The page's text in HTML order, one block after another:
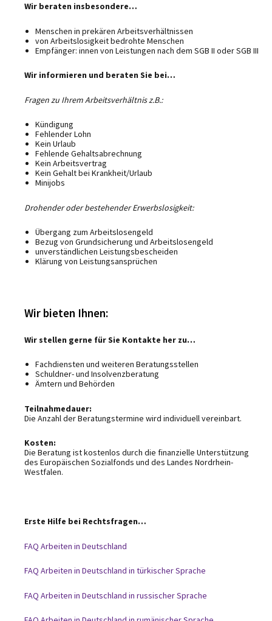
Wir beraten insbesondere…
Menschen in prekären Arbeitsverhältnissen
von Arbeitslosigkeit bedrohte Menschen
Empfänger: innen von Leistungen nach dem SGB II oder SGB III
Wir informieren und beraten Sie bei…
Fragen zu Ihrem Arbeitsverhältnis z.B.:
Kündigung
Fehlender Lohn
Kein Urlaub
Fehlende Gehaltsabrechnung
Kein Arbeitsvertrag
Kein Gehalt bei Krankheit/Urlaub
Minijobs
Drohender oder bestehender Erwerbslosigkeit:
Übergang zum Arbeitslosengeld
Bezug von Grundsicherung und Arbeitslosengeld
unverständlichen Leistungsbescheiden
Klärung von Leistungsansprüchen
Wir bieten Ihnen:
Wir stellen gerne für Sie Kontakte her zu…
Fachdiensten und weiteren Beratungsstellen
Schuldner- und Insolvenzberatung
Ämtern und Behörden
Teilnahmedauer:
Die Anzahl der Beratungstermine wird individuell vereinbart.
Kosten:
Die Beratung ist kostenlos durch die finanzielle Unterstützung
des Europäischen Sozialfonds und des Landes Nordrhein-
Westfalen.
Erste Hilfe bei Rechtsfragen…
FAQ Arbeiten in Deutschland
FAQ Arbeiten in Deutschland in türkischer Sprache
FAQ Arbeiten in Deutschland in russischer Sprache